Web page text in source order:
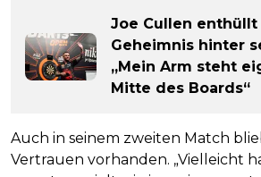
Joe Cullen enthüllt
Geheimnis hinter
„Mein Arm steht
Mitte des Boards“
Auch in seinem zweiten Match
Vertrauen vorhanden. „Vielleicht